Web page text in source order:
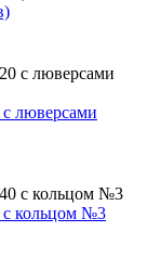
люверсами
с кольцом №3